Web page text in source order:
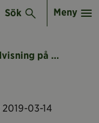
Sök Meny
Speciell rundvisning på Naturhistoriska museet
2019-03-14